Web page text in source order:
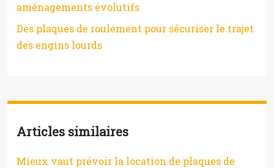
aménagements évolutifs
Des plaques de roulement pour sécuriser le trajet
des engins lourds
Articles similaires
Mieux vaut prévoir la location de plaques de